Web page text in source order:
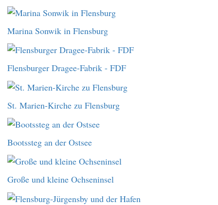
Marina Sonwik in Flensburg
Flensburger Dragee-Fabrik - FDF
St. Marien-Kirche zu Flensburg
Bootssteg an der Ostsee
Große und kleine Ochseninsel